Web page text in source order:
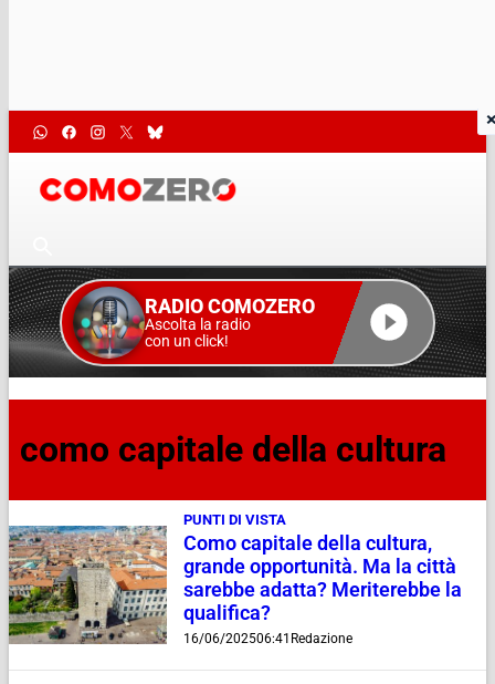
RADIO COMOZERO
Ascolta la radio
con un click!
como capitale della cultura
PUNTI DI VISTA
Como capitale della cultura,
grande opportunità. Ma la città
sarebbe adatta? Meriterebbe la
qualifica?
16/06/202506:41 Redazione